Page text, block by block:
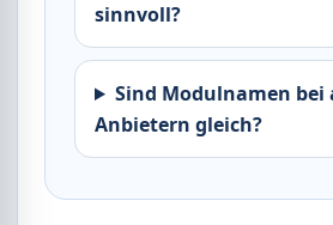
sinnvoll?
Sind Modulnamen bei
Anbietern gleich?